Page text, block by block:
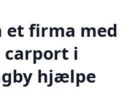
et firma med
carport i
hjælpe